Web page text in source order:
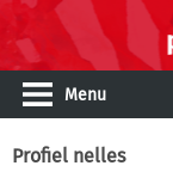
Menu
Profiel nelles